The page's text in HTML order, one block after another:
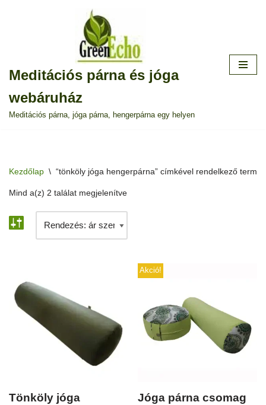
Meditációs párna és jóga
webáruház
Meditációs párna, jóga párna, hengerpárna egy helyen
Kezdőlap \ “tönköly jóga hengerpárna” címkével rendelkező
Mind a(z) 2 találat megjelenítve
Tönköly jóga
Akció!
Jóga párna csomag